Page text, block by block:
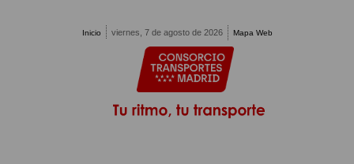
Inicio viernes, 7 de agosto de 2026 Mapa Web